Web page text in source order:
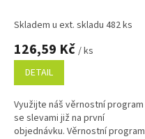
Skladem u ext. skladu 482 ks
126,59 Kč / ks
DETAIL
Využijte náš věrnostní program
se slevami již na první
objednávku. Věrnostní program